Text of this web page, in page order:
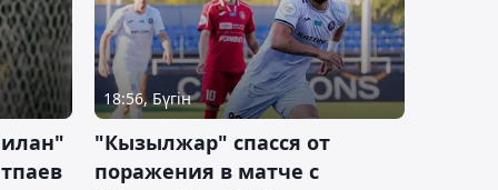
18:56, Бүгін
"Кызылжар" спасся от
поражения в матче с